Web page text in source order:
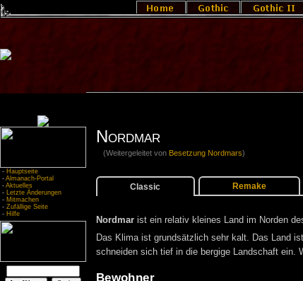
- Hauptseite
- Almanach-Portal
- Aktuelles
- Letzte Änderungen
- Mitmachen
- Zufällige Seite
- Hilfe
Nordmar
(Weitergeleitet von Besetzung Nordmars)
Classic Remake
Nordmarist ein relativ kleines Land im Norden
Das Klima ist grundsätzlich sehr kalt. Das Land
schneiden sich tief in die bergige Landschaft ein.
Bewohner